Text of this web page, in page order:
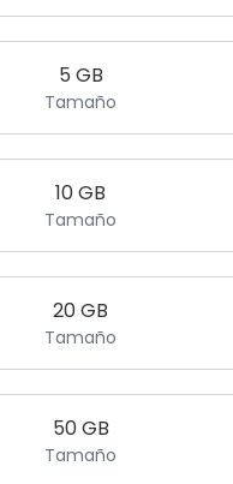
5 GB
Tamaño
10GB
Tamaño
20GB
Tamaño
50GB
Tamaño